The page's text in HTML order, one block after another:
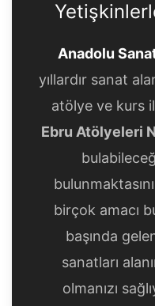
Anadolu
yıllardır sanat
atölye ve kurs
Ebru Atölyeleri
birçok amacı
başında
sanatları
olmanızı